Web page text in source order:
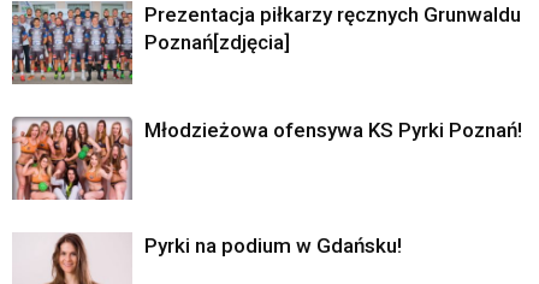
Prezentacja piłkarzy ręcznych Grunwaldu
Poznań[zdjęcia]
Młodzieżowa ofensywa KS Pyrki Poznań!
Pyrki na podium w Gdańsku!